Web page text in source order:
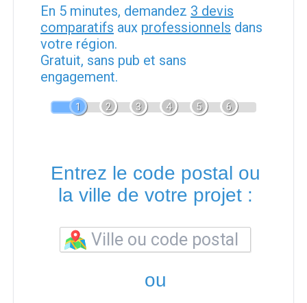
En 5 minutes, demandez 3 devis
comparatifs aux professionnels dans
votre région.
Gratuit, sans pub et sans
engagement.
1 2 3 4 5 6
Entrez le code postal ou
la ville de votre projet :
ou